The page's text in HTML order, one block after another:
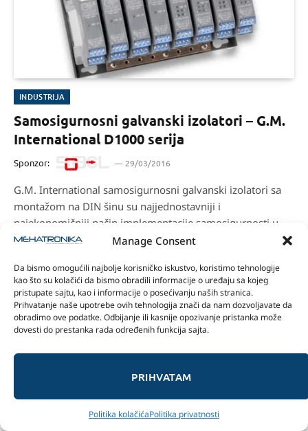
Manage Consent
Da bismo omogućili najbolje korisničko iskustvo, koristimo tehnologije
kao što su kolačići da bismo obradili informacije o uređaju sa kojeg
pristupate sajtu, kao i informacije o posećivanju naših stranica.
Prihvatanje naše upotrebe ovih tehnologija znači da nam dozvoljavate da
obradimo ove podatke. Odbijanje ili kasnije opozivanje pristanka može
dovesti do prestanka rada određenih funkcija sajta.
PRIHVATAM
Politika kolačićaPolitika privatnosti
INDUSTRIJA
Samosigurnosni galvanski izolatori – G.M.
International D1000 serija
Sponzor: 29/03/2016
G.M. International samosigurnosni galvanski izolatori sa
montažom na DIN šinu su najjednostavniji i
najekonomičniji način implementacije samosigurnosti u
vašu aplikaciju u zoni povećanog rizika.